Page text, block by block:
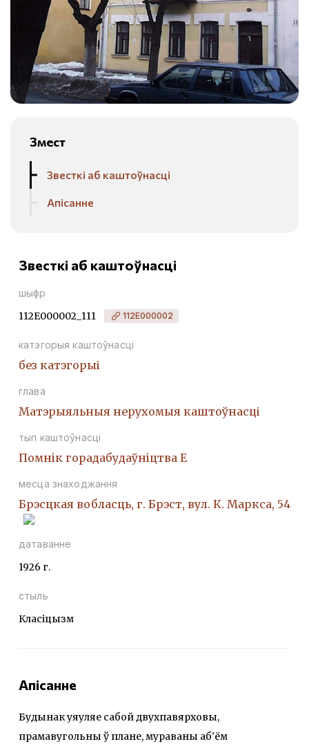
Змест
Звесткі аб каштоўнасці
Апісанне
Звесткі аб каштоўнасці
шыфр
112Е000002_111 112Е000002
катэгорыя каштоўнасці
без катэгорыі
глава
Матэрыяльныя нерухомыя каштоўнасці
тып каштоўнасці
Помнiк горадабудаўнiцтва Е
месца знаходжання
Брэсцкая вобласць, г. Брэст, вул. К. Маркса, 54
датаванне
1926 г.
стыль
Класіцызм
Апісанне
Будынак уяуляе сабой двухпавярховы,
прамавугольны ў плане, мураваны аб'ём